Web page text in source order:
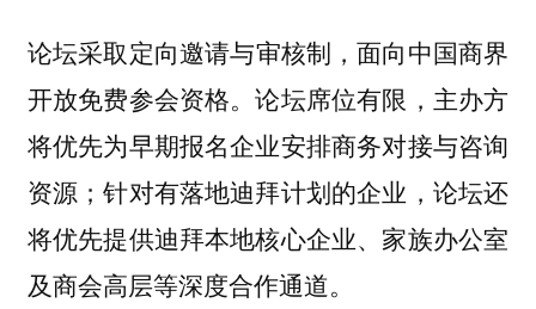
论坛采取定向邀请与审核制 ，面向中国商界
开放免费参会资格。论坛席位有限，主办方
将优先为早期报名企业安排商务对接与咨询
资源；针对有落地迪拜计划的企业，论坛还
将优先提供迪拜本地核心企业、家族办公室
及商会高层等深度合作通道。